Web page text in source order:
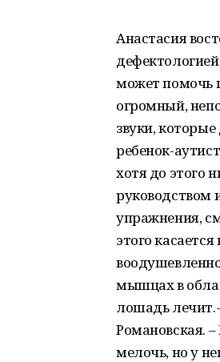
Анастасия
может помочь
огромный,
звуки,
ребенок-
хотя до этого
руководством
упражнения,
этого
мышцах в
лошадь
Романовская.
мелочь, но у